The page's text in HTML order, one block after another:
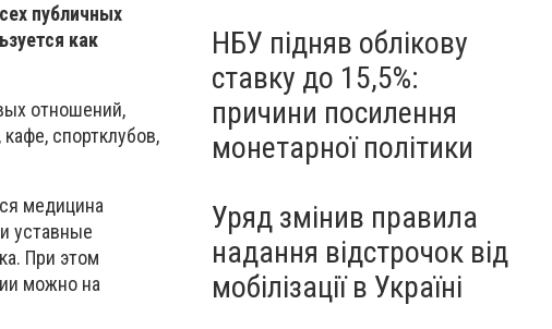
публичных
как
отношений,
спортклубов,
медицина
уставные
При этом
можно на
НБУ підняв облікову
ставку до 15,5%:
причини посилення
монетарної політики
Уряд змінив правила
надання відстрочок від
мобілізації в Україні